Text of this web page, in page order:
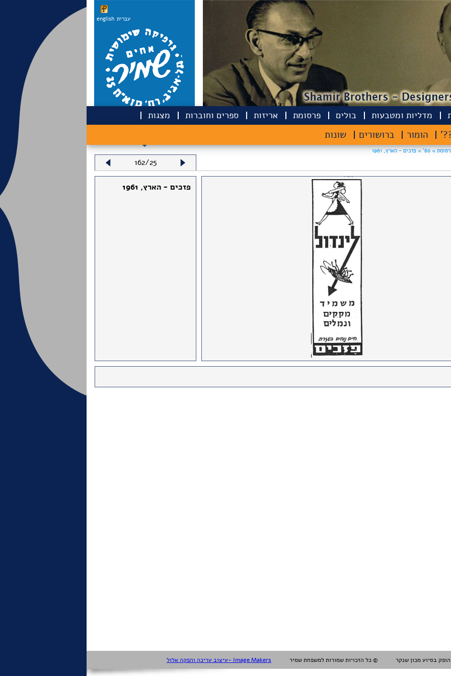
english עברית
מדליות ומטבעות בולים פרסומת
הומור ברושורים שונות
אריזות ספרים וחוברות
מצגות
»
60' » פזכים - הארץ, 1961
162/25
פזכים - הארץ, 1961
עיצוב עריכה והפקה אלול- Image Makers